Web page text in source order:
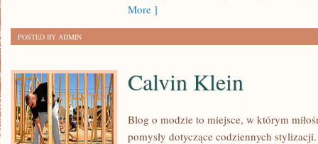
More ]
POSTED BY ADMIN
Calvin Klein
Blog o modzie to miejsce, w którym
pomysły dotyczące codziennych